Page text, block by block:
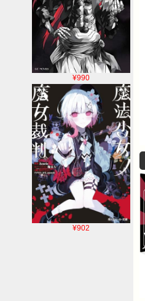
¥990
¥902